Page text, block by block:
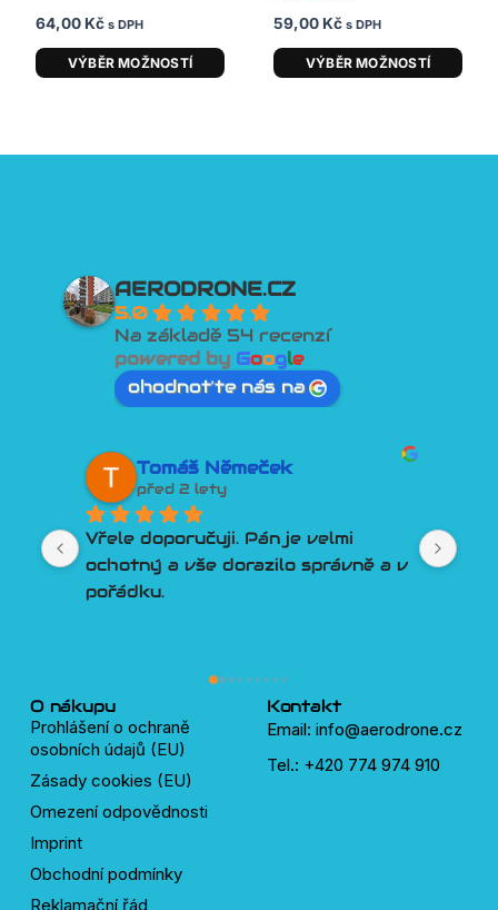
64,00 Kč s DPH
VÝBĚR MOŽNOSTÍ
produktu
59,00 Kč s DPH
VÝBĚR MOŽNOSTÍ
produktu
AERODRONE.CZ
5.0
Na základě 54 recenzí
powered by Google
ohodnoťte nás na
Tomáš Němeček
před 2 lety
Vřele doporučuji. Pán je velmi
ochotný a vše dorazilo správně a v
pořádku.
O nákupu
Prohlášení o ochraně
osobních údajů (EU)
Zásady cookies (EU)
Omezení odpovědnosti
Imprint
Obchodní podmínky
Reklamační řád
Kontakt
Email: info@aerodrone.cz
Tel.: +420 774 974 910